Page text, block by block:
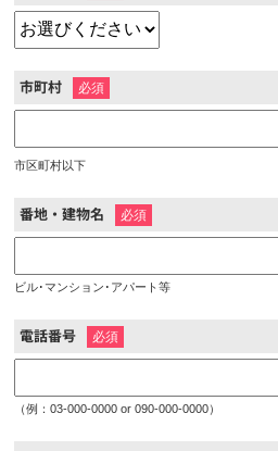
市町村 ※
市区町村以下
番地・建物名 ※
ビル･マンション･アパート等
電話番号 ※
（例：03-000-0000 or 090-000-0000）